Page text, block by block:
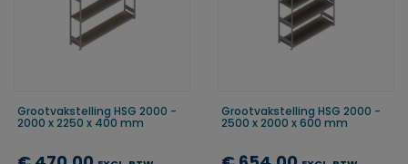
Grootvakstelling HSG 2000 -
2000 x 2250 x 400 mm
Grootvakstelling HSG 2000 -
2500 x 2000 x 600 mm